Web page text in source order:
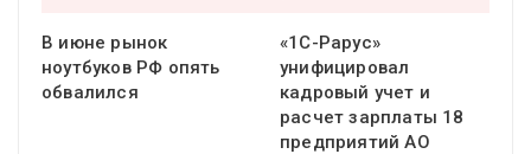
В июне рынок
ноутбуков РФ опять
обвалился
«1С-Рарус»
унифицировал
кадровый учет и
расчет зарплаты 18
предприятий АО